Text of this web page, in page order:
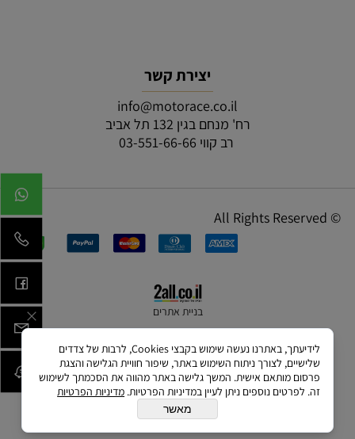
יצירת קשר
info@motorace.co.il
רח' מנחם בגין 132 תל אביב
רב קווי 03-551-66-66
© All Rights Reserved
בניית אתרים
לידיעתך, באתרנו נעשה שימוש בקבצי Cookies, לרבות של צדדים
שלישיים, לצורך ניתוח השימוש באתר, שיפור חוויית הגלישה והצגת
פרסום מותאם אישית. המשך גלישה באתר מהווה את הסכמתך לשימוש
זה. לפרטים נוספים ניתן לעיין במדיניות הפרטיות. מדיניות הפרטיות
מאשר